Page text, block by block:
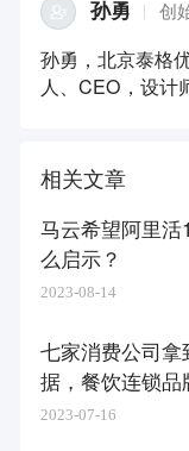
孙勇 创
孙勇，北京泰格
人、CEO，设计
相关文章
马云希望阿里
么启示？
2023-08-14
七家消费公司
据，餐饮连锁
投大视野
2023-07-16